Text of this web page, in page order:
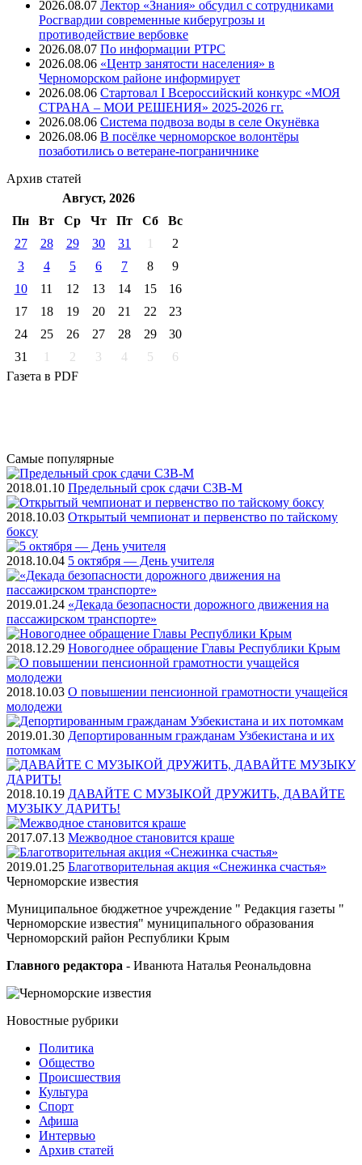
2026.08.07 Лектор «Знания» обсудил с сотрудниками
Росгвардии современные киберугрозы и
противодействие вербовке
2026.08.07 ⁠По информации РТРС
2026.08.06 «Центр занятости населения» в
Черноморском районе информирует
2026.08.06 Стартовал I Всероссийский конкурс «МОЯ
СТРАНА – МОИ РЕШЕНИЯ» 2025-2026 гг.
2026.08.06 Система подвоза воды в селе Окунёвка
2026.08.06 В посёлке черноморское волонтёры
позаботились о ветеране-пограничнике
Архив статей
Август, 2026
Пн
Вт Ср Чт Пт Cб
Вс
27
28 29 30 31 1
2
3
4 5 6 7 8
9
10
11 12 13 14 15
16
17
18 19 20 21 22
23
24
25 26 27 28 29
30
31
1 2 3 4 5
6
Газета в PDF
Самые популярные
2018.01.10 Предельный срок сдачи СЗВ-М
2018.10.03 Открытый чемпионат и первенство по тайскому
боксу
2018.10.04 5 октября — День учителя
2019.01.24 «Декада безопасности дорожного движения на
пассажирском транспорте»
2018.12.29 Новогоднее обращение Главы Республики Крым
2018.10.03 О повышении пенсионной грамотности учащейся
молодежи
2019.01.30 Депортированным гражданам Узбекистана и их
потомкам
2018.10.19 ДАВАЙТЕ С МУЗЫКОЙ ДРУЖИТЬ, ДАВАЙТЕ
МУЗЫКУ ДАРИТЬ!
2017.07.13 Межводное становится краше
2019.01.25 Благотворительная акция «Снежинка счастья»
Черноморские известия
Муниципальное бюджетное учреждение " Редакция газеты "
Черноморские известия" муниципального образования
Черноморский район Республики Крым
Главного редактора - Иванюта Наталья Реональдовна
Новостные рубрики
Политика
Общество
Проиcшествия
Культура
Спорт
Афиша
Интервью
Архив статей